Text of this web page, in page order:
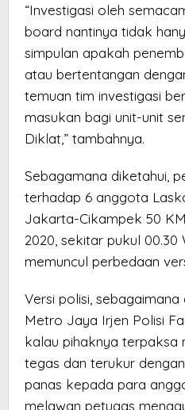
“Investigasi oleh
board nantinya tidak
simpulan apakah
atau bertentangan
temuan tim investigasi
masukan bagi unit-unit
Diklat,” tambahnya.
Sebagamana diketahui,
terhadap 6 anggota
Jakarta-Cikampek 50
2020, sekitar pukul 00.30
memuncul perbedaan
Versi polisi,
Metro Jaya Irjen Polisi
kalau pihaknya terpaksa
tegas dan terukur
panas kepada para
melawan petugas